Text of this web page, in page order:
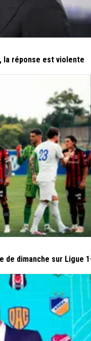
la réponse est violente
de dimanche sur Ligue